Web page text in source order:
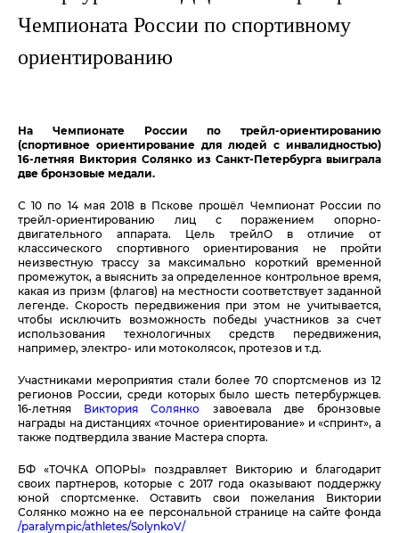
Чемпионата России по спортивному
ориентированию
На Чемпионате России по трейл-ориентированию
(спортивное ориентирование для людей с инвалидностью)
16-летняя Виктория Солянко из Санкт-Петербурга выиграла
две бронзовые медали.
С 10 по 14 мая 2018 в Пскове прошёл Чемпионат России по
трейл-ориентированию лиц с поражением опорно-
двигательного аппарата. Цель трейлО в отличие от
классического спортивного ориентирования не пройти
неизвестную трассу за максимально короткий временной
промежуток, а выяснить за определенное контрольное время,
какая из призм (флагов) на местности соответствует заданной
легенде. Скорость передвижения при этом не учитывается,
чтобы исключить возможность победы участников за счет
использования технологичных средств передвижения,
например, электро- или мотоколясок, протезов и т.д.
Участниками мероприятия стали более 70 спортсменов из 12
регионов России, среди которых было шесть петербуржцев.
16-летняя Виктория Солянко завоевала две бронзовые
награды на дистанциях «точное ориентирование» и «спринт», а
также подтвердила звание Мастера спорта.
БФ «ТОЧКА ОПОРЫ» поздравляет Викторию и благодарит
своих партнеров, которые с 2017 года оказывают поддержку
юной спортсменке. Оставить свои пожелания Виктории
Солянко можно на ее персональной странице на сайте фонда
/paralympic/athletes/SolynkoV/